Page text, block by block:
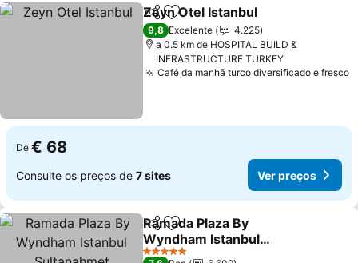
PartilharAdicionar aos favoritos
Zeyn Otel Istanbul
9,8 Excelente
4.225
a 0.5 km de HOSPITAL BUILD &
INFRASTRUCTURE TURKEY
Café da manhã turco diversificado e fresco
De € 68
Consulte os preços de 7 sites Ver preços
PartilharAdicionar aos favoritos
Ramada Plaza By
Wyndham Istanbul
Sultanahmet
5 Estrelas